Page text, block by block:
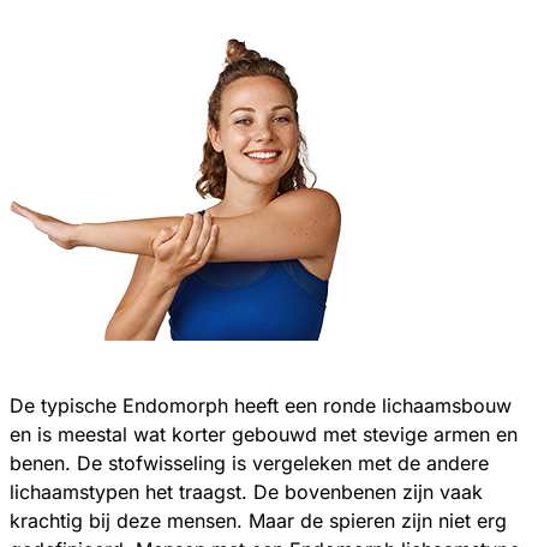
De typische Endomorph heeft een ronde lichaamsbouw
en is meestal wat korter gebouwd met stevige armen en
benen. De stofwisseling is vergeleken met de andere
lichaamstypen het traagst. De bovenbenen zijn vaak
krachtig bij deze mensen. Maar de spieren zijn niet erg